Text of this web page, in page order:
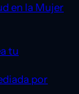
en la Mujer
tu
por